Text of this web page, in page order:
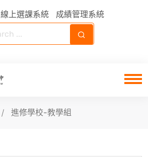
線上選課系統 成績管理系統
進修學校-教學組